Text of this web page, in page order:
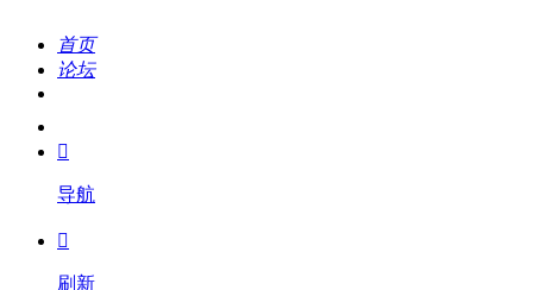
首页
论坛
我的

导航

刷新